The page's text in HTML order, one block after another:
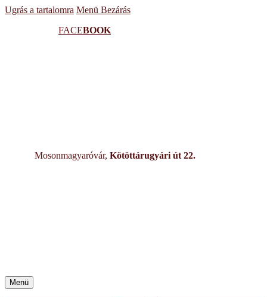
Ugrás a tartalomra Menü Bezárás
FACEBOOK
Mosonmagyaróvár, Kötöttárugyári út 22.
Menü